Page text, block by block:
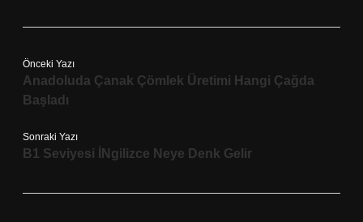
Önceki Yazı
Anadoluda Çanak Çömlek Üretimi Hangi Çağda
Başladı
Sonraki Yazı
B1 Seviyesi İNgilizce Neye Denk Gelir